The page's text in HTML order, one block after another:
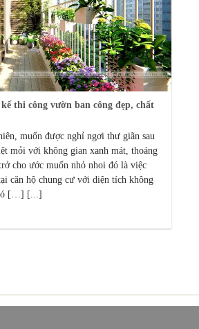
thi công vườn ban công đẹp, chất
muốn được nghỉ ngơi thư giãn sau
mỏi với không gian xanh mát, thoáng
cho ước muốn nhỏ nhoi đó là việc
căn hộ chung cư với diện tích không
[…] [...]